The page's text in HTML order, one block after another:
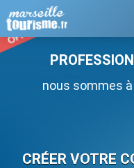
nous sommes
CRÉER VOTRE